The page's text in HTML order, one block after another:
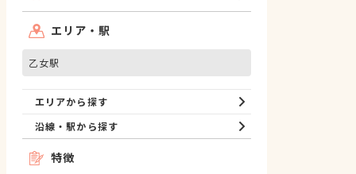
エリア・駅
乙女駅
エリアから探す
沿線・駅から探す
特徴